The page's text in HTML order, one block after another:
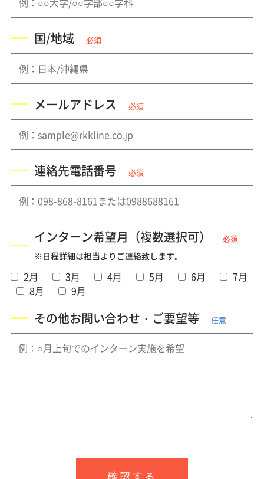
国/地域 必須
メールアドレス 必須
連絡先電話番号 必須
インターン希望月（複数選択可） 必須
※日程詳細は担当よりご連絡致します。
2月 3月 4月 5月 6月
7月
8月
9月
その他お問い合わせ・ご要望等 任意